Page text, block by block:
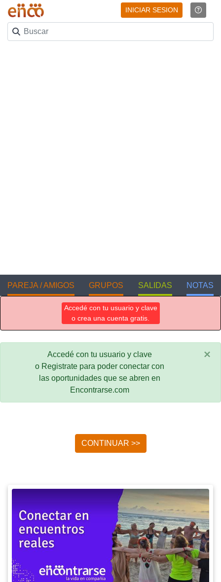
INICIAR SESION
PAREJA / AMIGOS GRUPOS SALIDAS NOTAS
Accedé con tu usuario y clave
o crea una cuenta gratis.
Accedé con tu usuario y clave
o Registrate para poder conectar con
las oportunidades que se abren en
Encontrarse.com
×
CONTINUAR >>